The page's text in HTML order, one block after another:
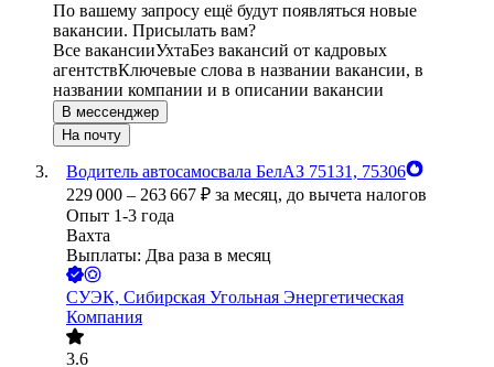
По вашему запросу ещё будут появляться новые
вакансии. Присылать вам?
Все вакансииУхтаБез вакансий от кадровых
агентствКлючевые слова в названии вакансии, в
названии компании и в описании вакансии
В мессенджер
На почту
Водитель автосамосвала БелАЗ 75131, 75306
229 000 – 263 667 ₽ за месяц, до вычета налогов
Опыт 1-3 года
Вахта
Выплаты: Два раза в месяц
СУЭК, Сибирская Угольная Энергетическая
Компания
3.6